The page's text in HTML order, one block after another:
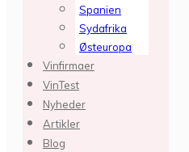
Spanien
Sydafrika
Østeuropa
Vinfirmaer
VinTest
Nyheder
Artikler
Blog